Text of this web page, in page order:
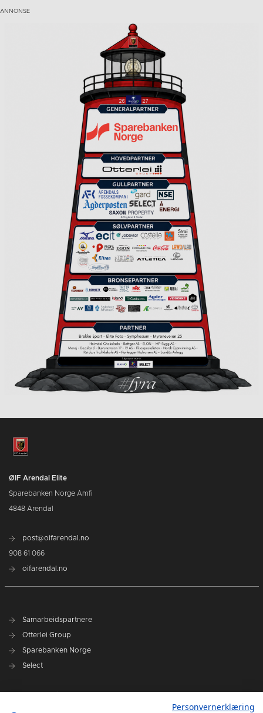
ØIF Arendal Elite
Sparebanken Norge Amfi
4848 Arendal
post@oifarendal.no
908 61 066
oifarendal.no
Samarbeidspartnere
Otterlei Group
Sparebanken Norge
Select
Personvernerklæring